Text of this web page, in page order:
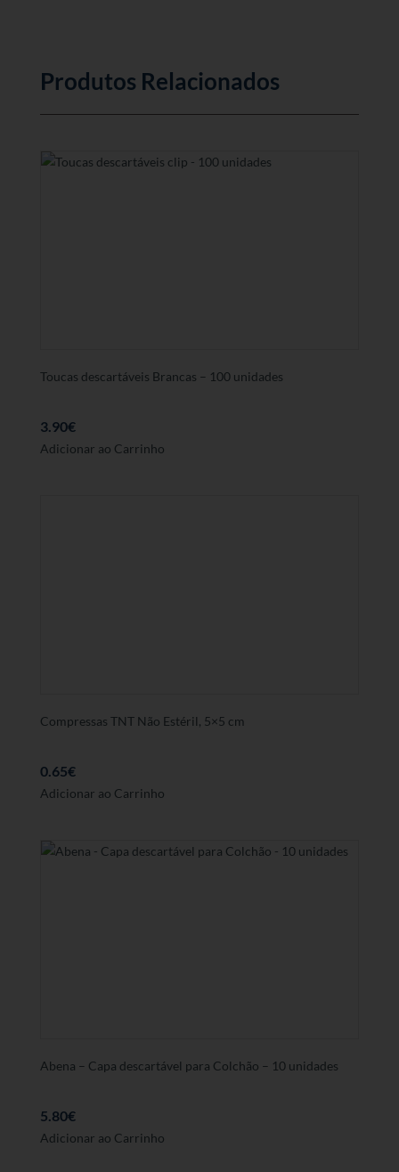
Produtos Relacionados
Toucas descartáveis Brancas – 100 unidades
3.90€
Adicionar ao Carrinho
Compressas TNT Não Estéril, 5×5 cm
0.65€
Adicionar ao Carrinho
Abena – Capa descartável para Colchão – 10 unidades
5.80€
Adicionar ao Carrinho